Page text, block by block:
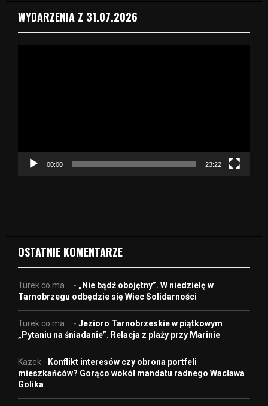
WYDARZENIA Z 31.07.2026
c
00:00 23:22
OSTATNIE KOMENTARZE
Turek co ma.... - „Nie bądź obojętny”. W niedzielę w
Tarnobrzegu odbędzie się Wiec Solidarności
Turek co ma.... - Jezioro Tarnobrzeskie w piątkowym
„Pytaniu na śniadanie”. Relacja z plaży przy Marinie
Kazek - Konflikt interesów czy obrona portfeli
mieszkańców? Gorąco wokół mandatu radnego Wacława
Golika